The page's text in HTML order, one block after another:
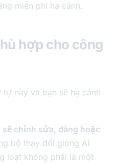
miễn phí hạ cánh.
hợp cho công
này và bạn sẽ hạ cánh
sẽ chỉnh sửa, đăng hoặc
bộ thay đổi giọng AI
loạt không phải là một